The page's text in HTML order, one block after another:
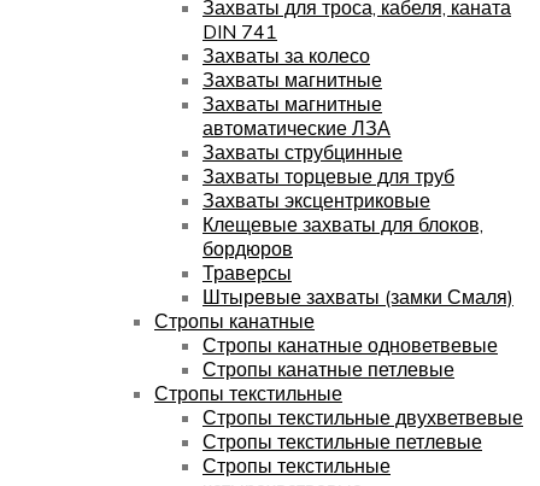
Захваты для троса, кабеля, каната
DIN 741
Захваты за колесо
Захваты магнитные
Захваты магнитные
автоматические ЛЗА
Захваты струбцинные
Захваты торцевые для труб
Захваты эксцентриковые
Клещевые захваты для блоков,
бордюров
Траверсы
Штыревые захваты (замки Смаля)
Стропы канатные
Стропы канатные одноветвевые
Стропы канатные петлевые
Стропы текстильные
Стропы текстильные двухветвевые
Стропы текстильные петлевые
Стропы текстильные